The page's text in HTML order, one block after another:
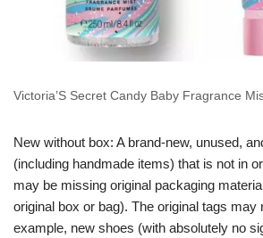
Victoria’S Secret Candy Baby Fragrance
New without box: A brand-new, unused,
(including handmade items) that is not in
may be missing original packaging
original box or bag). The original tags may
example, new shoes (with absolutely no